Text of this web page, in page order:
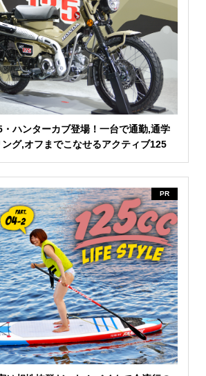
ハンターカブ登場！一台で通勤,通学
グ,オフまでこなせるアクティブ125
PR